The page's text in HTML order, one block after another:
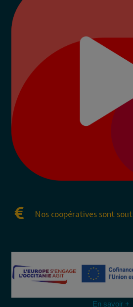
Nos coopératives sont
En savoir +